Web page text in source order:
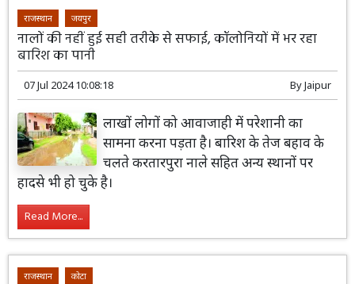
राजस्थान जयपुर
नालों की नहीं हुई सही तरीके से सफाई, कॉलोनियों में भर रहा
बारिश का पानी
07 Jul 2024 10:08:18 ByJaipur
लाखों लोगों को आवाजाही में परेशानी का
सामना करना पड़ता है। बारिश के तेज बहाव के
चलते करतारपुरा नाले सहित अन्य स्थानों पर
हादसे भी हो चुके है।
Read More...
राजस्थान कोटा